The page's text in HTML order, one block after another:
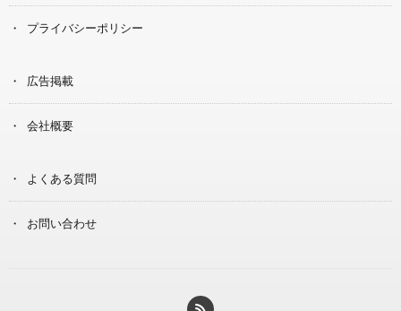
プライバシーポリシー
広告掲載
会社概要
よくある質問
お問い合わせ